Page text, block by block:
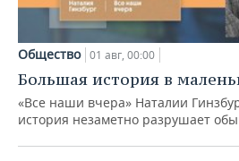
Общество 01 авг, 00:00
Большая история в
«Все наши вчера» Наталии
история незаметно разрушает